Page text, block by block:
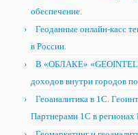
обеспечение.
Геоданные онлайн-касс
в России.
В «ОБЛАКЕ»
доходов внутри городов
Геоаналитика в 1С.
Партнерами 1С в регионах